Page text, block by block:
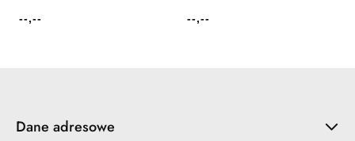
Cena:
--,--
Cena:
--,--
Dane adresowe